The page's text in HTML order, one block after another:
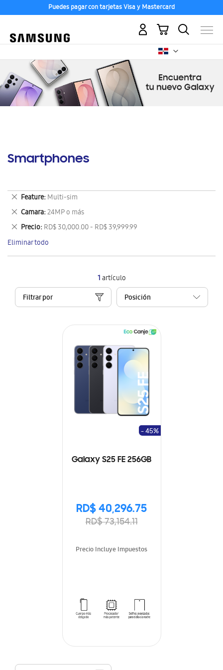
Puedes pagar con tarjetas Visa y Mastercard
Mi carrito
Smartphones
1artículo
Filtrar por
Galaxy S25 FE 256GB
RD$ 40,296.75
RD$ 73,154.11
- 45%
Precio Incluye Impuestos
Feature Multi-sim
Eliminar
este
artículo
Camara 24MP o más
Eliminar
este
artículo
Precio RD$ 30,000.00 - RD$ 39,999.99
Eliminar
este
artículo
Eliminar todo